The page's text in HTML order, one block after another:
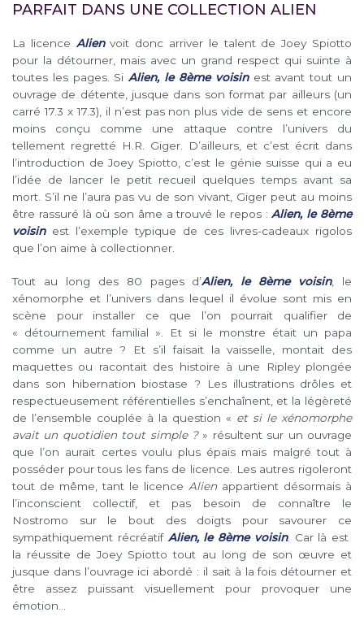
PARFAIT DANS UNE COLLECTION ALIEN
La licence Alien voit donc arriver le talent de Joey Spiotto
pour la détourner, mais avec un grand respect qui suinte à
toutes les pages. SiAlien, le 8ème voisinest avant tout un
ouvrage de détente, jusque dans son format par ailleurs (un
carré 17.3 x 17.3), il n’est pas non plus vide de sens et encore
moins conçu comme une attaque contre l’univers du
tellement regretté H.R. Giger. D’ailleurs, et c’est écrit dans
l’introduction de Joey Spiotto, c’est le génie suisse qui a eu
l’idée de lancer le petit recueil quelques temps avant sa
mort. S’il ne l’aura pas vu de son vivant, Giger peut au moins
être rassuré là où son âme a trouvé le repos :Alien, le 8ème
voisinest l’exemple typique de ces livres-cadeaux rigolos
que l’on aime à collectionner.
Tout au long des 80 pages d’Alien, le 8ème voisin, le
xénomorphe et l’univers dans lequel il évolue sont mis en
scène pour installer ce que l’on pourrait qualifier de
« détournement familial ». Et si le monstre était un papa
comme un autre ? Et s’il faisait la vaisselle, montait des
maquettes ou racontait des histoire à une Ripley plongée
dans son hibernation biostase ? Les illustrations drôles et
respectueusement référentielles s’enchaînent, et la légèreté
de l’ensemble couplée à la question « et si le xénomorphe
avait un quotidien tout simple ?» résultent sur un ouvrage
que l’on aurait certes voulu plus épais mais malgré tout à
posséder pour tous les fans de licence. Les autres rigoleront
tout de même, tant le licence Alien appartient désormais à
l’inconscient collectif, et pas besoin de connaître le
Nostromo sur le bout des doigts pour savourer ce
sympathiquement récréatif Alien, le 8ème voisin. Car là est
la réussite de Joey Spiotto tout au long de son œuvre et
jusque dans l’ouvrage ici abordé : il sait à la fois détourner et
être assez puissant visuellement pour provoquer une
émotion…